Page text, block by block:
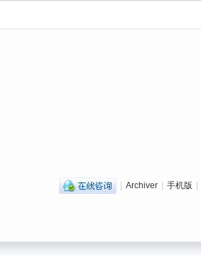
| Archiver | 手机版 |